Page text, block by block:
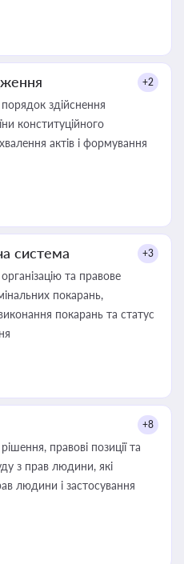
+2
здійснення
конституційного
актів і формування
система +3
та правове
покарань,
покарань та статус
+8
правові позиції та
з прав людини, які
людини і застосування